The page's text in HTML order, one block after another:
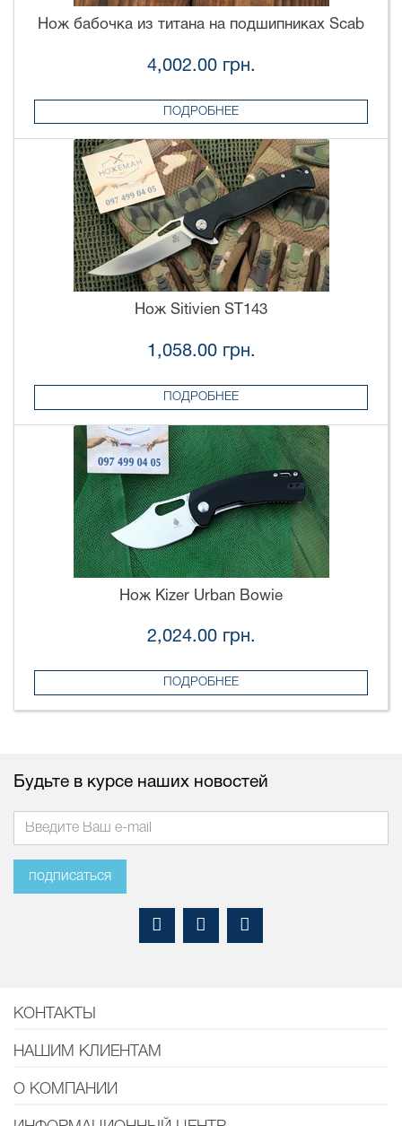
Нож бабочка из титана на подшипниках Scab
4,002.00 грн.
ПОДРОБНЕЕ
Нож Sitivien ST143
1,058.00 грн.
ПОДРОБНЕЕ
Нож Kizer Urban Bowie
2,024.00 грн.
ПОДРОБНЕЕ
Будьте в курсе наших новостей
подписаться
КОНТАКТЫ
НАШИМ КЛИЕНТАМ
О КОМПАНИИ